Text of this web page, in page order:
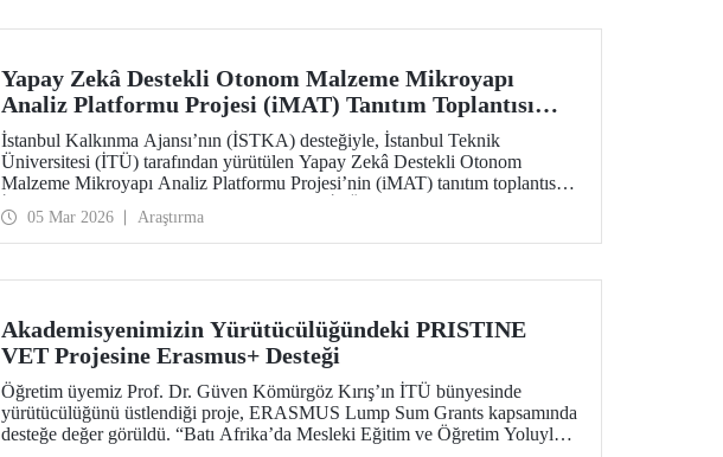
Yapay Zekâ Destekli Otonom Malzeme Mikroyapı
Analiz Platformu Projesi (iMAT) Tanıtım Toplantısı
Düzenlendi
İstanbul Kalkınma Ajansı’nın (İSTKA) desteğiyle, İstanbul Teknik
Üniversitesi (İTÜ) tarafından yürütülen Yapay Zekâ Destekli Otonom
Malzeme Mikroyapı Analiz Platformu Projesi’nin (iMAT) tanıtım toplantısı
Mandal, İSTKA Yönetim Kurulu Üyesi ve Genel Sekreteri Dr. Ziya Taşkent
ve proje ortağı Türkiye Döküm Sanayicileri Derneği (TÜDÖKSAD) Genel
05 Mar 2026 Araştırma
Akademisyenimizin Yürütücülüğündeki PRISTINE
VET Projesine Erasmus+ Desteği
Öğretim üyemiz Prof. Dr. Güven Kömürgöz Kırış’ın İTÜ bünyesinde
yürütücülüğünü üstlendiği proje, ERASMUS Lump Sum Grants kapsamında
desteğe değer görüldü. “Batı Afrika’da Mesleki Eğitim ve Öğretim Yoluyla